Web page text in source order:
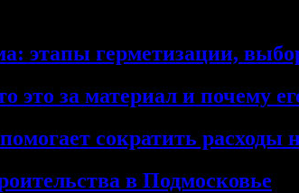
этапы герметизации,
это за материал и почему
сократить расходы
в Подмосковье